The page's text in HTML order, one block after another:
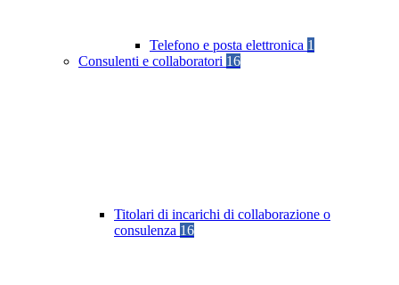
Telefono e posta elettronica 1
Consulenti e collaboratori 16
Titolari di incarichi di collaborazione o
consulenza 16